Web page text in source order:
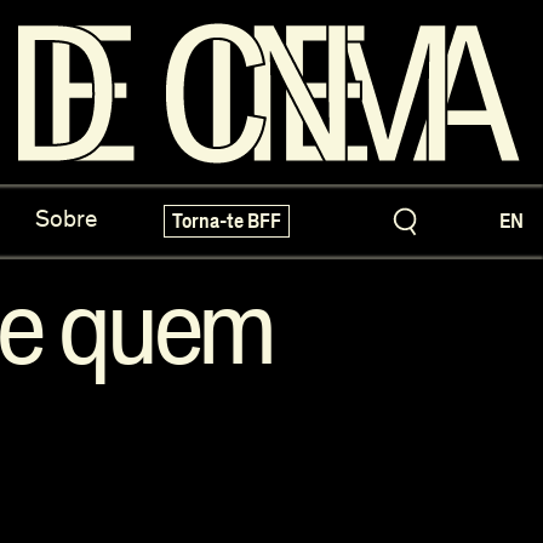
Sobre Torna-te BFF EN
do Arquivo
X-Novo
Festivais e Mostras
quem